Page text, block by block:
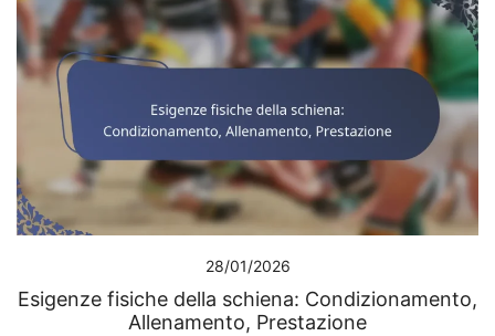
28/01/2026
Esigenze fisiche della schiena: Condizionamento,
Allenamento, Prestazione